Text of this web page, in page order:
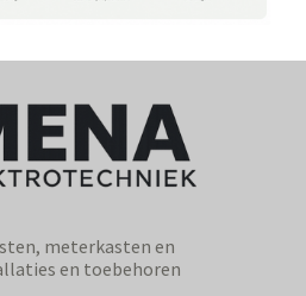
meterkasten en
en toebehoren